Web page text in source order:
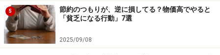
そ、最初に“貯める仕組み”を作ることが、長続きのコツ
になります。
5
節約のつもりが、逆に損してる？物価高でやると
「貧乏になる行動」7選
2025/09/08